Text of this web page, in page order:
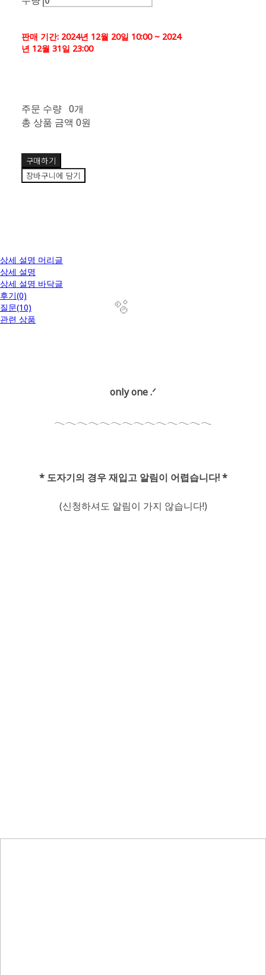
판매 기간: 2024년 12월 20일 10:00 ~ 2024
년 12월 31일 23:00
주문 수량 0개
총 상품 금액 0원
구매하기
장바구니에 담기
상세 설명 머리글
상세 설명
상세 설명 바닥글
후기(0)
질문(10)
관련 상품
only one .ᐟ
𓂃𓂃𓂃𓂃𓂃𓂃𓂃𓂃𓂃𓂃𓂃𓂃𓂃𓂃
* 도자기의 경우 재입고 알림이 어렵습니다! *
(신청하셔도 알림이 가지 않습니다!)